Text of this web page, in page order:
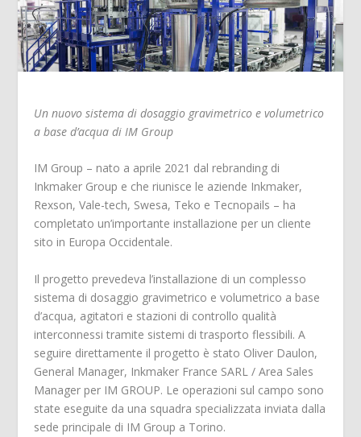
Un nuovo sistema di dosaggio gravimetrico e volumetrico
a base d’acqua di IM Group
IM Group – nato a aprile 2021 dal rebranding di
Inkmaker Group e che riunisce le aziende Inkmaker,
Rexson, Vale-tech, Swesa, Teko e Tecnopails – ha
completato un’importante installazione per un cliente
sito in Europa Occidentale.
Il progetto prevedeva l’installazione di un complesso
sistema di dosaggio gravimetrico e volumetrico a base
d’acqua, agitatori e stazioni di controllo qualità
interconnessi tramite sistemi di trasporto flessibili. A
seguire direttamente il progetto è stato Oliver Daulon,
General Manager, Inkmaker France SARL / Area Sales
Manager per IM GROUP. Le operazioni sul campo sono
state eseguite da una squadra specializzata inviata dalla
sede principale di IM Group a Torino.